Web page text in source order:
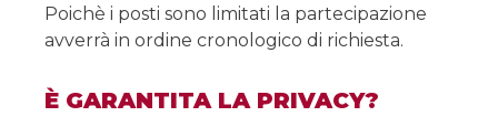
Poichè i posti sono limitati la partecipazione
avverrà in ordine cronologico di richiesta.
È GARANTITA LA PRIVACY?